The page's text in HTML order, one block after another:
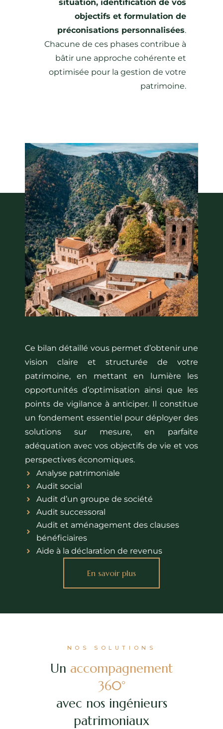
situation, identification de vos
objectifs et formulation de
préconisations personnalisées.
Chacune de ces phases contribue à
bâtir une approche cohérente et
optimisée pour la gestion de votre
patrimoine.
Ce bilan détaillé vous permet d’obtenir une
vision claire et structurée de votre
patrimoine, en mettant en lumière les
opportunités d’optimisation ainsi que les
points de vigilance à anticiper. Il constitue
un fondement essentiel pour déployer des
solutions sur mesure, en parfaite
adéquation avec vos objectifs de vie et vos
perspectives économiques.
Analyse patrimoniale
Audit social
Audit d’un groupe de société
Audit successoral
Audit et aménagement des clauses
bénéficiaires
Aide à la déclaration de revenus
En savoir plus
NOS SOLUTIONS
Un accompagnement
360°
avec nos ingénieurs
patrimoniaux